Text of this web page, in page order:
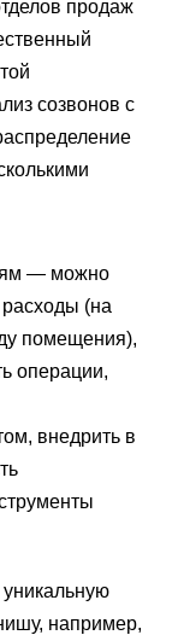
продаж
созвонов с
— можно
(на
помещения),
операции,
внедрить в
например,